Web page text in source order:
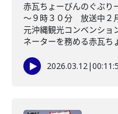
赤瓦ちょーびんのぐぶ
～９時３０分 放送中２
元沖縄観光コンベンショ
ネーターを務める赤瓦ち
2026.03.12|